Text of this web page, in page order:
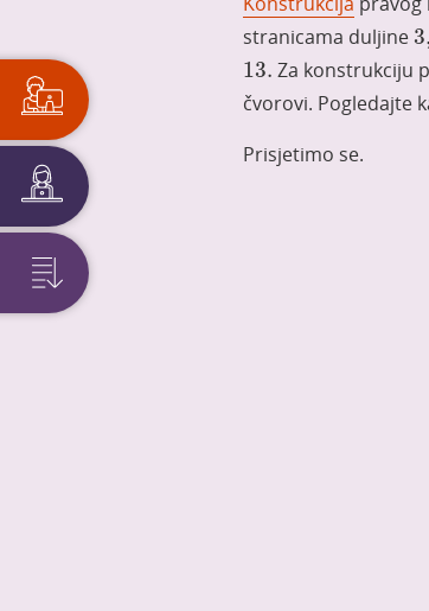
stranicama duljine 3,
3
13.
13 Za konstrukciju
čvorovi. Pogledajte
Prisjetimo se.